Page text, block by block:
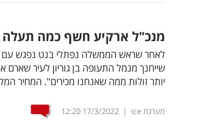
מנכ"ל ארקיע חשף כמה תעלה
לאחר שראש הממשלה נפתלי בנט נפגש עם
שייחנך מנמל התעופה בן גוריון לעיר שארם
יותר זולות ממה שאנחנו מכירים". המחיר
מערכת ice |
17/3/2022
12:20